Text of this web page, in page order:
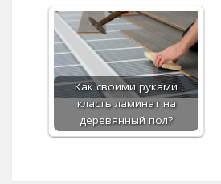
Как своими руками
класть ламинат на
деревянный пол?